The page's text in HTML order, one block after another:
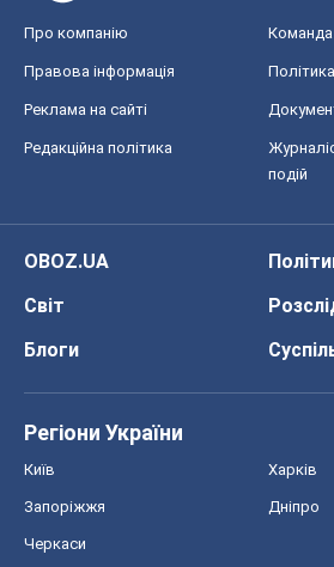
Про компанію Команда
Правова інформація
Реклама на сайті
Редакційна політика
подій
OBOZ.UA
Світ
Блоги
Регіони України
Київ Харків
Запоріжжя Дніпро
Черкаси